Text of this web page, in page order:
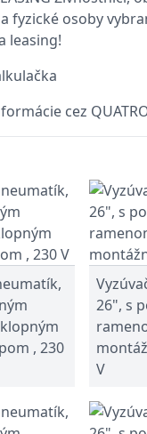
fyzické osoby
leasing!
cez
, 230
26", s
V